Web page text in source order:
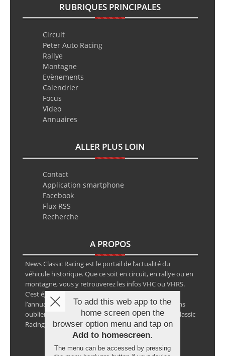
RUBRIQUES PRINCIPALES
Circuit
Peter Auto Racing
Rallye
Montagne
Evènements
Calendrier
Focus
Video
Annuaires
ALLER PLUS LOIN
Contact
Application smartphone
Facebook
Flux RSS
Recherche
A PROPOS
News Classic Racing est le portail de l’actualité du
véhicule historique. Que ce soit en circuit, en rallye ou en
montagne, vous y retrouverez les infos VHC ou VHRS.
C’est également le calendrier des épreuves ainsi que
l’annuaire des spécialistes de la voiture ancienne, sans
oublier les petites annonces avec notre partenaire Classic
Racing Annonces.
To add this web app to the
home screen open the
browser option menu and tap on
Add to homescreen.
The menu can be accessed by pressing